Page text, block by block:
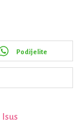
Podijelite
Isus